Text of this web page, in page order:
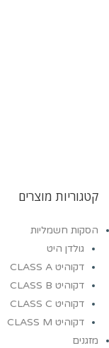
קטגוריות מוצרים
הסקות חשמליות
גולדן היט
דקוהיט CLASS A
דקוהיט CLASS B
דקוהיט CLASS C
דקוהיט CLASS M
מזגנים